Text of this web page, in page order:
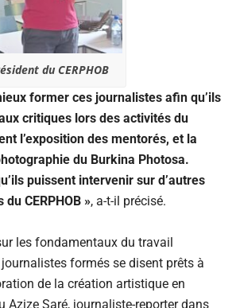
du CERPHOB
former ces journalistes afin qu’ils
critiques lors des activités du
l’exposition des mentorés, et la
du Burkina Photosa.
puissent intervenir sur d’autres
CERPHOB », a-t-il précisé.
les fondamentaux du travail
formés se disent prêts à
de la création artistique en
Azize Saré, journaliste-reporter dans